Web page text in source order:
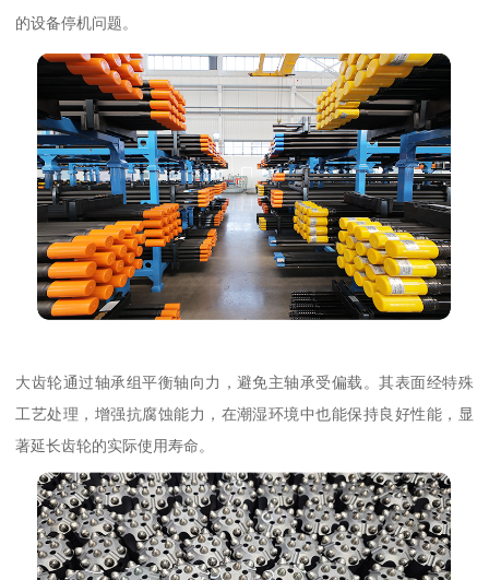
的设备停机问题。
大齿轮通过轴承组平衡轴向力，避免主轴承受偏载。其表面经特殊
工艺处理，增强抗腐蚀能力，在潮湿环境中也能保持良好性能，显
著延长齿轮的实际使用寿命。